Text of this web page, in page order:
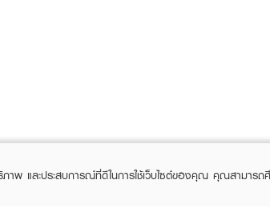
าพ และประสบการณ์ที่ดีในการใช้เว็บไซต์ของคุณ คุณสามารถศึ